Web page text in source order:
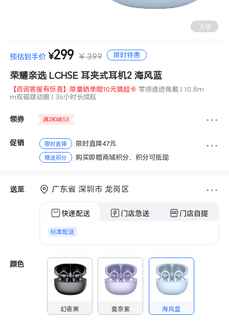
1/9
【咨询客服有惊喜】限量晒单赠10元猫超卡 零感通透佩戴 | 10.8m
m双磁路动圈 | 36小时长续航
预估到手价 ¥299 ¥ 399 限时特惠
荣耀亲选 LCHSE 耳夹式耳机2 海风蓝
【咨询客服有惊喜】限量晒单赠10元猫超卡 零感通透佩戴 | 10.8m
m双磁路动圈 | 36小时长续航
领券 满280减53
促销 限时直降 限时直降47元
赠送积分 购买即赠商城积分，积分可抵现
送至 广东省 深圳市 龙岗区
快递配送 门店急送 门店自提
标准配送
颜色
幻夜黑 莫奈紫 海风蓝